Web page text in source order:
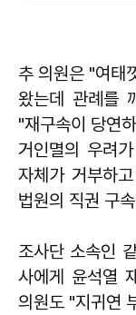
추 의원은 "여태
왔는데 관례를
"재구속이 당연
거인멸의 우려
자체가 거부하
법원의 직권 구
조사단 소속인
사에게 윤석열
의원도 "지귀연